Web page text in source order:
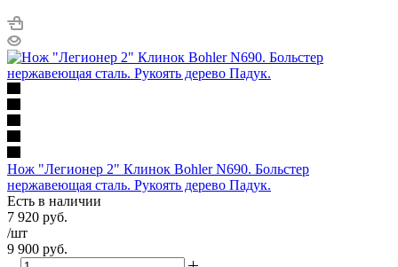
Нож "Легионер 2" Клинок Bohler N690. Больстер
нержавеющая сталь. Рукоять дерево Падук.
Есть в наличии
7 920 руб.
/шт
9 900 руб.